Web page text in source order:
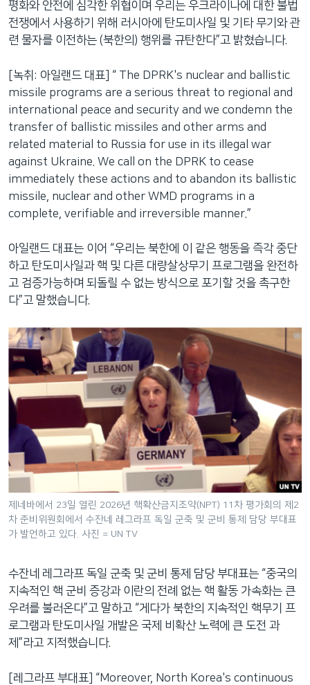
평화와 안전에 심각한 위협이며 우리는 우크라이나에 대한 불법
전쟁에서 사용하기 위해 러시아에 탄도미사일 및 기타 무기와 관
련 물자를 이전하는 (북한의) 행위를 규탄한다”고 밝혔습니다.
[녹취: 아일랜드 대표] “ The DPRK's nuclear and ballistic
missile programs are a serious threat to regional and
international peace and security and we condemn the
transfer of ballistic missiles and other arms and
related material to Russia for use in its illegal war
against Ukraine. We call on the DPRK to cease
immediately these actions and to abandon its ballistic
missile, nuclear and other WMD programs in a
complete, verifiable and irreversible manner.”
아일랜드 대표는 이어 “우리는 북한에 이 같은 행동을 즉각 중단
하고 탄도미사일과 핵 및 다른 대량살상무기 프로그램을 완전하
고 검증가능하며 되돌릴 수 없는 방식으로 포기할 것을 촉구한
다”고 말했습니다.
제네바에서 23일 열린 2026년 핵확산금지조약(NPT) 11차 평가회의 제2
차 준비위원회에서 수잔네 레그라프 독일 군축 및 군비 통제 담당 부대표
가 발언하고 있다. 사진 = UN TV
수잔네 레그라프 독일 군축 및 군비 통제 담당 부대표는 “중국의
지속적인 핵 군비 증강과 이란의 전례 없는 핵 활동 가속화는 큰
우려를 불러온다”고 말하고 “게다가 북한의 지속적인 핵무기 프
로그램과 탄도미사일 개발은 국제 비확산 노력에 큰 도전 과
제”라고 지적했습니다.
[레그라프 부대표] “Moreover, North Korea's continuous